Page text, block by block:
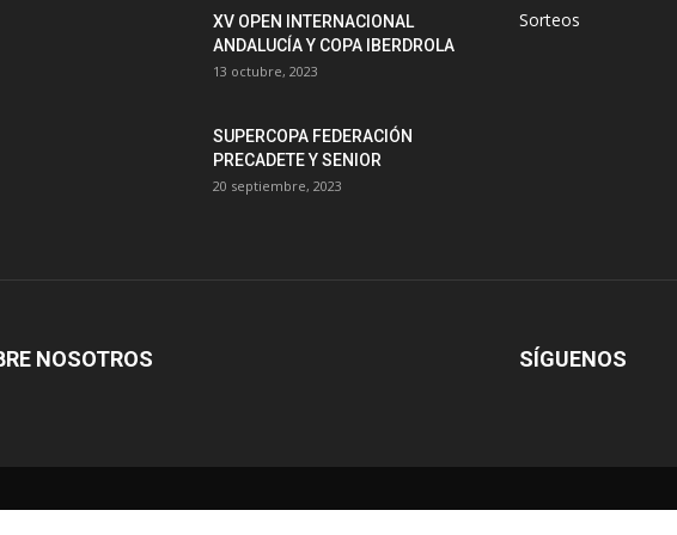
XV OPEN INTERNACIONAL
ANDALUCÍA Y COPA IBERDROLA
13 octubre, 2023
SUPERCOPA FEDERACIÓN
PRECADETE Y SENIOR
20 septiembre, 2023
Sorteos
NOSOTROS SÍGUENOS